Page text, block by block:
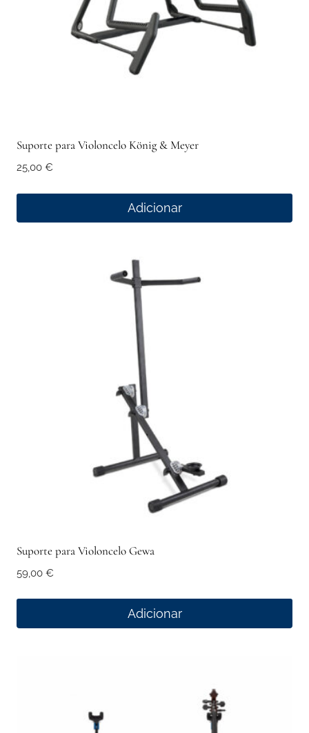
Suporte para Violoncelo König & Meyer
25,00 €
Adicionar
Suporte para Violoncelo Gewa
59,00 €
Adicionar